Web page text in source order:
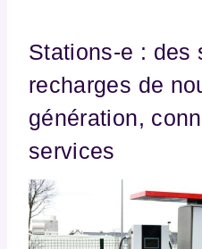
Stations-e : des
recharges de
génération,
services